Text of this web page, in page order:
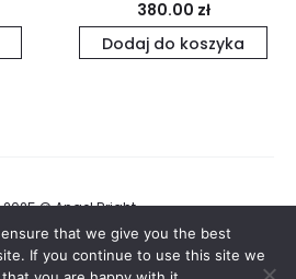
380.00 zł
Dodaj do koszyka
2025 © Angel Bright
i Polityka Prywatności
that we give you the best
If you continue to use this site we